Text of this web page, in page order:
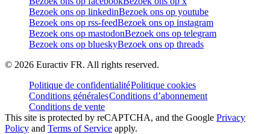
Bezoek ons op linkedinBezoek ons op youtube
Bezoek ons op rss-feedBezoek ons op instagram
Bezoek ons op mastodonBezoek ons op telegram
Bezoek ons op blueskyBezoek ons op threads
© 2026 Euractiv FR. All rights reserved.
Politique de confidentialitéPolitique cookies
Conditions généralesConditions d’abonnement
Conditions de vente
This site is protected by reCAPTCHA, and the Google Privacy
Policy and Terms of Service apply.